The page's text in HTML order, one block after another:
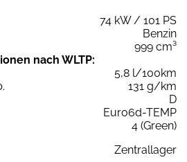
74 kW / 101 PS
Benzin
999 cm³
nach WLTP:
5,8 l/100km
131 g/km
D
Euro6d-TEMP
4 (Green)
Zentrallager